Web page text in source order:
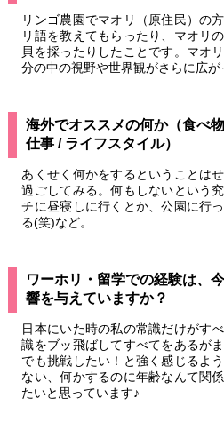
リンゴ農園でマオリ（原住民）の
リ語を教えてもらったり、マオリ
貝を採ったりしたことです。マオ
分の中の視野や世界観がさらに広が
海外でオススメの何か（食べ
仕事 / ライフスタイル）
あくせく何かをするということは
過ごしてみる。何もしないという
チに昼寝しに行くとか、公園に行
る(笑)など。
ワーホリ・留学での経験は、
響を与えていますか？
日本にいた時の私の常識だけがす
識をブッ飛ばしてすべてをあるが
でも挑戦したい！と強く感じるよ
ない、何かするのに年齢なんて関
たいと思っています♪